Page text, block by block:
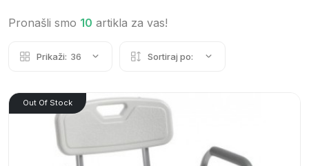
Pronašli smo 10 artikla za vas!
Prikaži: 36 Sortiraj po:
Out Of Stock